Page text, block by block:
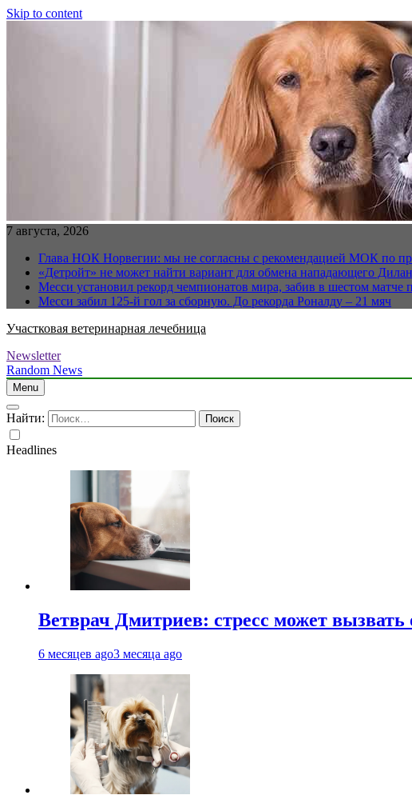
Skip to content
7 августа, 2026
Глава НОК Норвегии: мы не согласны с рекомендацией МОК по
«Детройт» не может найти вариант для обмена нападающего
Месси установил рекорд чемпионатов мира, забив в шестом матче
Месси забил 125-й гол за сборную. До рекорда Роналду – 21 мяч
Участковая ветеринарная лечебница
Newsletter
Random News
Menu
Найти:
Headlines
Ветврач Дмитриев: стресс может вызвать
6 месяцев ago3 месяца ago